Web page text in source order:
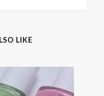
LIKE